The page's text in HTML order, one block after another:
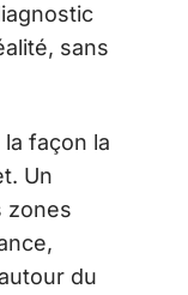
sans
façon la
Un
zones
du